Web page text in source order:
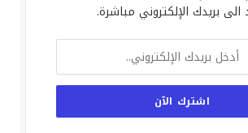
الى بريدك الإلكتروني مباشرة.